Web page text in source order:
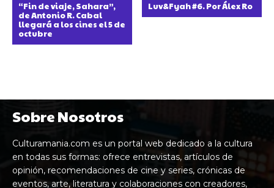
“Fin de viaje, Sahara”,
de Antonio R. Cabal
llegará a los cines el 5 de
octubre
Luv&Fyah #6. Por Álex Ro
Sobre Nosotros
Culturamania.com es un portal web dedicado a la cultura
en todas sus formas: ofrece entrevistas, artículos de
opinión, recomendaciones de cine y series, crónicas de
eventos, arte, literatura y colaboraciones con creadores,